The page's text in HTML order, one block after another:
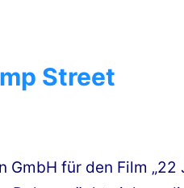
Street
GmbH für den Film